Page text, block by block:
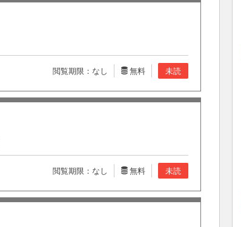
未読
無料
閲覧期限：なし
未読
無料
閲覧期限：なし